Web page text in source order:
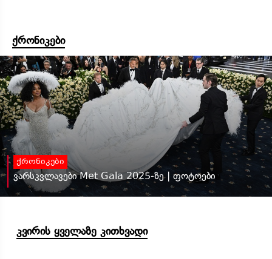
ქრონიკები
ქრონიკები
ვარსკვლავები Met Gala 2025-ზე | ფოტოები
კვირის ყველაზე კითხვადი